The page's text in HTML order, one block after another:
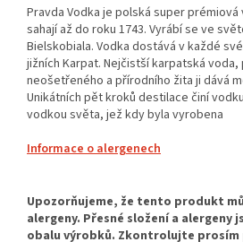
Pravda Vodka je polská super
sahají až do roku 1743. Vyrábí se ve
Bielskobiala. Vodka dostává v každé
jižních Karpat. Nejčistší karpatská
neošetřeného a přírodního žita ji dává
Unikátních pět kroků destilace činí
vodkou světa, jež kdy byla vyrobena
Informace o alergenech